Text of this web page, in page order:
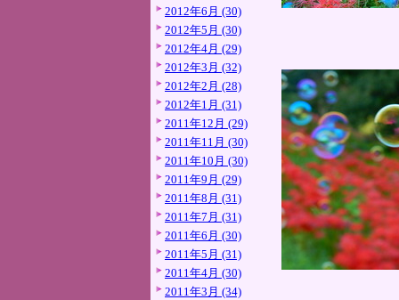
2012年6月 (30)
2012年5月 (30)
2012年4月 (29)
2012年3月 (32)
2012年2月 (28)
2012年1月 (31)
2011年12月 (29)
2011年11月 (30)
2011年10月 (30)
2011年9月 (29)
2011年8月 (31)
2011年7月 (31)
2011年6月 (30)
2011年5月 (31)
2011年4月 (30)
2011年3月 (34)